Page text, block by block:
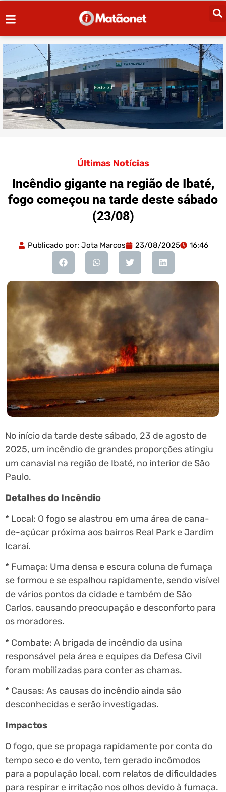
Últimas Notícias
Incêndio gigante na região de Ibaté,
fogo começou na tarde deste sábado
(23/08)
Publicado por: Jota Marcos 23/08/2025 16:46
No início da tarde deste sábado, 23 de agosto de
2025, um incêndio de grandes proporções atingiu
um canavial na região de Ibaté, no interior de São
Paulo.
Detalhes do Incêndio
* Local: O fogo se alastrou em uma área de cana-
de-açúcar próxima aos bairros Real Park e Jardim
Icaraí.
* Fumaça: Uma densa e escura coluna de fumaça
se formou e se espalhou rapidamente, sendo visível
de vários pontos da cidade e também de São
Carlos, causando preocupação e desconforto para
os moradores.
* Combate: A brigada de incêndio da usina
responsável pela área e equipes da Defesa Civil
foram mobilizadas para conter as chamas.
* Causas: As causas do incêndio ainda são
desconhecidas e serão investigadas.
Impactos
O fogo, que se propaga rapidamente por conta do
tempo seco e do vento, tem gerado incômodos
para a população local, com relatos de dificuldades
para respirar e irritação nos olhos devido à fumaça.